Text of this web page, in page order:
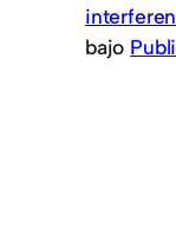
bajo